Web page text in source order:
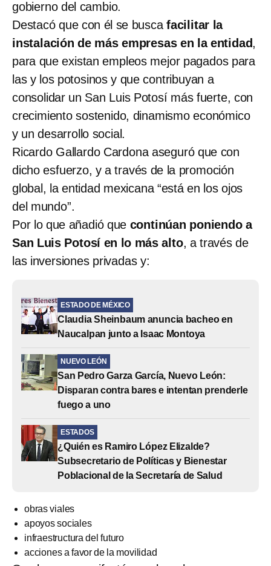
gobierno del cambio.
Destacó que con él se busca facilitar la
instalación de más empresas en la entidad,
para que existan empleos mejor pagados para
las y los potosinos y que contribuyan a
consolidar un San Luis Potosí más fuerte, con
crecimiento sostenido, dinamismo económico
y un desarrollo social.
Ricardo Gallardo Cardona aseguró que con
dicho esfuerzo, y a través de la promoción
global, la entidad mexicana “está en los ojos
del mundo”.
Por lo que añadió que continúan poniendo a
San Luis Potosí en lo más alto, a través de
las inversiones privadas y:
ESTADO DE MÉXICO
Claudia Sheinbaum anuncia bacheo en
Naucalpan junto a Isaac Montoya
NUEVO LEÓN
San Pedro Garza García, Nuevo León:
Disparan contra bares e intentan prenderle
fuego a uno
ESTADOS
¿Quién es Ramiro López Elizalde?
Subsecretario de Políticas y Bienestar
Poblacional de la Secretaría de Salud
obras viales
apoyos sociales
infraestructura del futuro
acciones a favor de la movilidad